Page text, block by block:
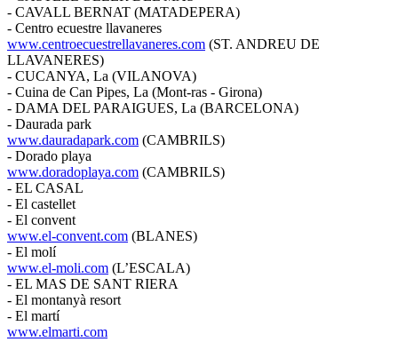
- CAVALL BERNAT (MATADEPERA)
- Centro ecuestre llavaneres
www.centroecuestrellavaneres.com (ST. ANDREU DE
LLAVANERES)
- CUCANYA, La (VILANOVA)
- Cuina de Can Pipes, La (Mont-ras - Girona)
- DAMA DEL PARAIGUES, La (BARCELONA)
- Daurada park
www.dauradapark.com (CAMBRILS)
- Dorado playa
www.doradoplaya.com (CAMBRILS)
- EL CASAL
- El castellet
- El convent
www.el-convent.com (BLANES)
- El molí
www.el-moli.com (L’ESCALA)
- EL MAS DE SANT RIERA
- El montanyà resort
- El martí
www.elmarti.com